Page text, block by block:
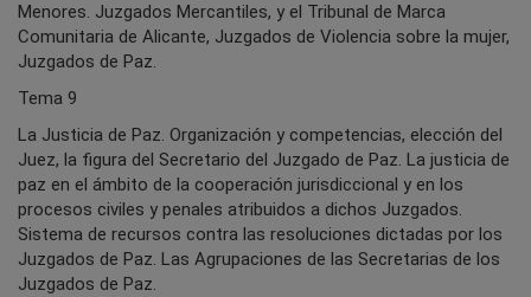
Menores. Juzgados Mercantiles, y el Tribunal de Marca
Comunitaria de Alicante, Juzgados de Violencia sobre la mujer,
Juzgados de Paz.
Tema 9
La Justicia de Paz. Organización y competencias, elección del
Juez, la figura del Secretario del Juzgado de Paz. La justicia de
paz en el ámbito de la cooperación jurisdiccional y en los
procesos civiles y penales atribuidos a dichos Juzgados.
Sistema de recursos contra las resoluciones dictadas por los
Juzgados de Paz. Las Agrupaciones de las Secretarias de los
Juzgados de Paz.